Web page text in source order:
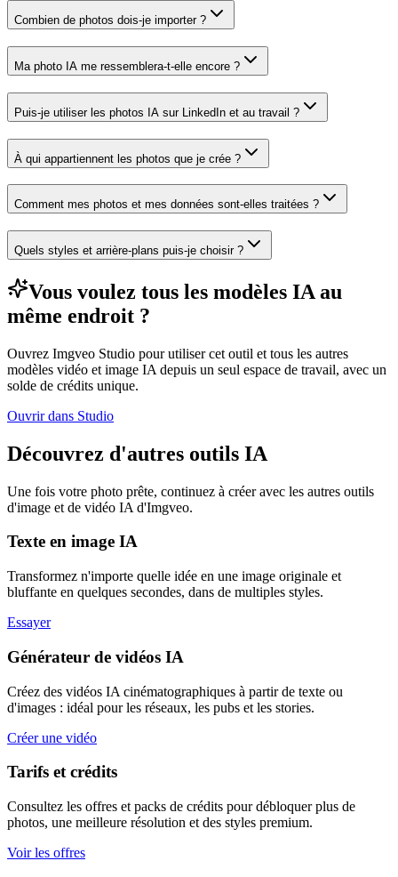
Combien de photos dois-je importer ?
Ma photo IA me ressemblera-t-elle encore ?
Puis-je utiliser les photos IA sur LinkedIn et au travail ?
À qui appartiennent les photos que je crée ?
Comment mes photos et mes données sont-elles traitées ?
Quels styles et arrière-plans puis-je choisir ?
Vous voulez tous les modèles IA au
même endroit ?
Ouvrez Imgveo Studio pour utiliser cet outil et tous les autres
modèles vidéo et image IA depuis un seul espace de travail, avec un
solde de crédits unique.
Ouvrir dans Studio
Découvrez d'autres outils IA
Une fois votre photo prête, continuez à créer avec les autres outils
d'image et de vidéo IA d'Imgveo.
Texte en image IA
Transformez n'importe quelle idée en une image originale et
bluffante en quelques secondes, dans de multiples styles.
Essayer
Générateur de vidéos IA
Créez des vidéos IA cinématographiques à partir de texte ou
d'images : idéal pour les réseaux, les pubs et les stories.
Créer une vidéo
Tarifs et crédits
Consultez les offres et packs de crédits pour débloquer plus de
photos, une meilleure résolution et des styles premium.
Voir les offres